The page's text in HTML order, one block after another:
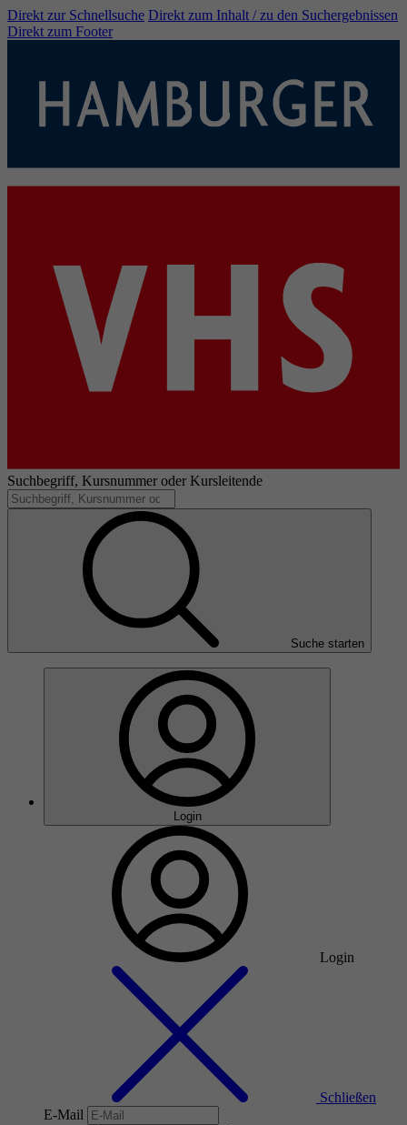
Direkt zur Schnellsuche Direkt zum Inhalt / zu den Suchergebnissen
Direkt zum Footer
Suchbegriff, Kursnummer oder Kursleitende
Suche starten
Login
Login
Schließen
E-Mail